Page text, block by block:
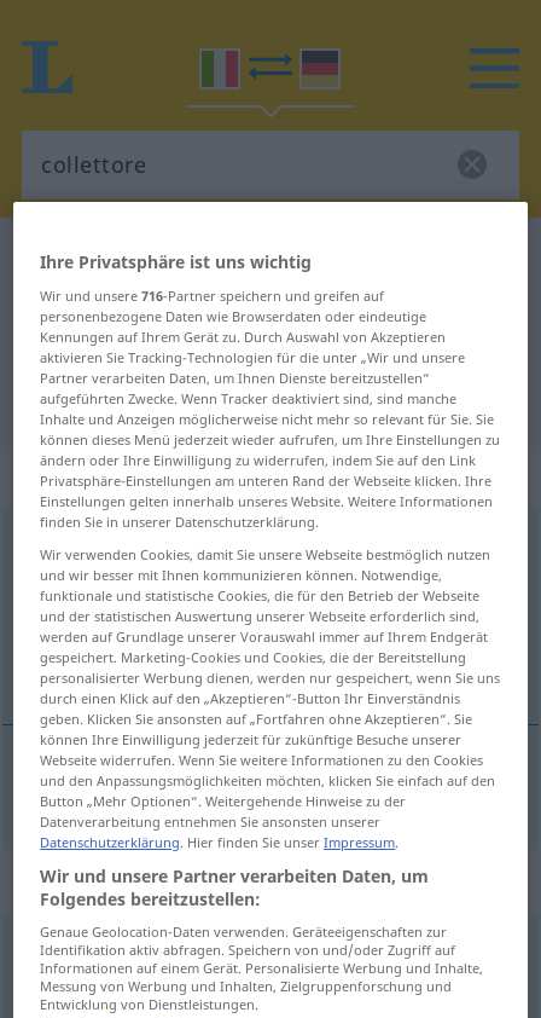
Italienisch-Deutsch Wörterbuch
Italienisch-Deutsch Übersetzung
für "collettore"
"collettore" Deutsch Übersetzung
„collettore“: aggettivo
Übersicht aller Übersetzungen
(Für mehr Details die Übersetzung anklicken/antippen)
Sammel-, -sammler
Sammel-, -sammler collettore
„collettore“: maschile
collettore [kolleˈttoːre]m
Übersicht aller Übersetzungen
Ihre Privatsphäre ist uns wichtig
Wir und unsere716-Partner speichern und greifen auf
personenbezogene Daten wie Browserdaten oder eindeutige
Kennungen auf Ihrem Gerät zu. Durch Auswahl von Akzeptieren
aktivieren Sie Tracking-Technologien für die unter „Wir und unsere
Partner verarbeiten Daten, um Ihnen Dienste bereitzustellen“
aufgeführten Zwecke. Wenn Tracker deaktiviert sind, sind manche
Inhalte und Anzeigen möglicherweise nicht mehr so relevant für Sie. Sie
können dieses Menü jederzeit wieder aufrufen, um Ihre Einstellungen zu
ändern oder Ihre Einwilligung zu widerrufen, indem Sie auf den Link
Privatsphäre-Einstellungen am unteren Rand der Webseite klicken. Ihre
Einstellungen gelten innerhalb unseres Website. Weitere Informationen
finden Sie in unserer Datenschutzerklärung.
Wir verwenden Cookies, damit Sie unsere Webseite bestmöglich nutzen
und wir besser mit Ihnen kommunizieren können. Notwendige,
funktionale und statistische Cookies, die für den Betrieb der Webseite
und der statistischen Auswertung unserer Webseite erforderlich sind,
werden auf Grundlage unserer Vorauswahl immer auf Ihrem Endgerät
gespeichert. Marketing-Cookies und Cookies, die der Bereitstellung
personalisierter Werbung dienen, werden nur gespeichert, wenn Sie uns
durch einen Klick auf den „Akzeptieren“-Button Ihr Einverständnis
geben. Klicken Sie ansonsten auf „Fortfahren ohne Akzeptieren“. Sie
können Ihre Einwilligung jederzeit für zukünftige Besuche unserer
Webseite widerrufen. Wenn Sie weitere Informationen zu den Cookies
und den Anpassungsmöglichkeiten möchten, klicken Sie einfach auf den
Button „Mehr Optionen“. Weitergehende Hinweise zu der
Datenverarbeitung entnehmen Sie ansonsten unserer
Datenschutzerklärung. Hier finden Sie unserImpressum.
Wir und unsere Partner verarbeiten Daten, um
Folgendes bereitzustellen:
Genaue Geolocation-Daten verwenden. Geräteeigenschaften zur
Identifikation aktiv abfragen. Speichern von und/oder Zugriff auf
Informationen auf einem Gerät. Personalisierte Werbung und Inhalte,
Messung von Werbung und Inhalten, Zielgruppenforschung und
Entwicklung von Dienstleistungen.